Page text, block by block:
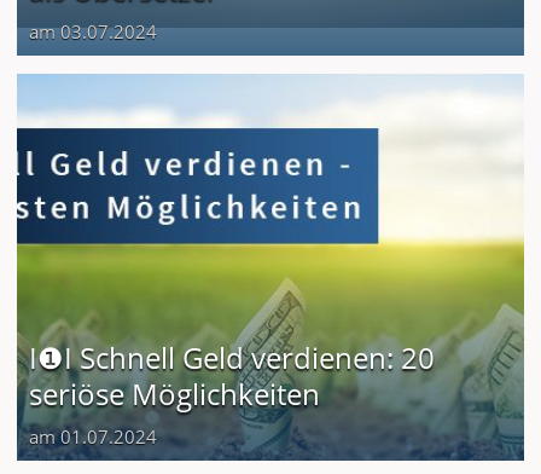
am 03.07.2024
I❶I Schnell Geld verdienen: 20
seriöse Möglichkeiten
am 01.07.2024